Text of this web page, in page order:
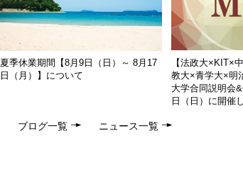
夏季休業期間【8月9日（日）～ 8月17
日（月）】について
【法政大×KIT×
教大×青学大×明
大学合同説明会
日（日）に開催
ブログ一覧 ニュース一覧